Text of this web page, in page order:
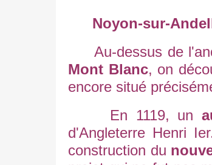
Noyon-sur-
Au-dessus de
Mont Blanc, on
encore situé
En 1119, un
d'Angleterre Henri
construction du